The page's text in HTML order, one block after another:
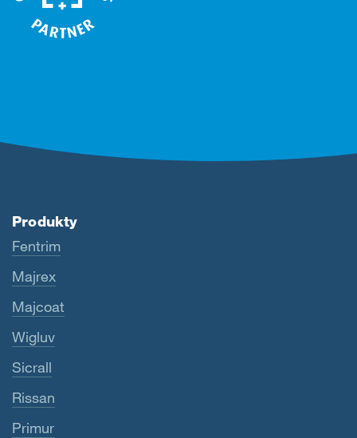
Produkty
Fentrim
Majrex
Majcoat
Wigluv
Sicrall
Rissan
Primur